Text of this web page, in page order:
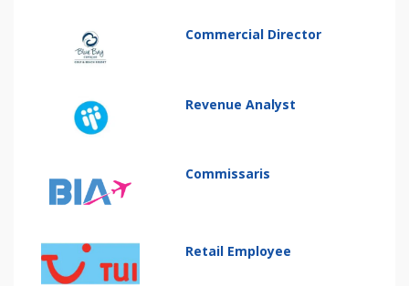
Commercial Director
Revenue Analyst
Commissaris
Retail Employee